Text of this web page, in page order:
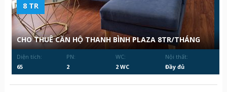
8 TR
CHO THUÊ CĂN HỘ THANH BÌNH PLAZA 8TR/THÁNG
Diện tích:
65
PN:
2
WC:
2 WC
Nội thất:
Đầy đủ